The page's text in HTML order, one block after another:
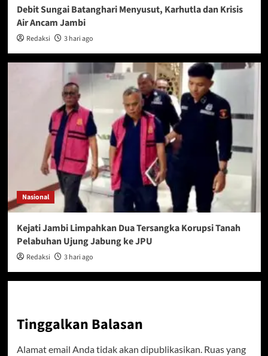
Debit Sungai Batanghari Menyusut, Karhutla dan Krisis
Air Ancam Jambi
Redaksi 3 hari ago
Nasional
Kejati Jambi Limpahkan Dua Tersangka Korupsi Tanah
Pelabuhan Ujung Jabung ke JPU
Redaksi 3 hari ago
Tinggalkan Balasan
Alamat email Anda tidak akan dipublikasikan. Ruas yang